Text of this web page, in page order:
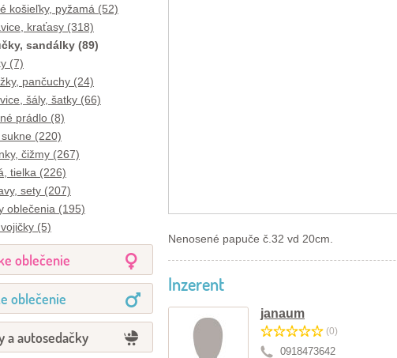
košieľky, pyžamá (52)
kraťasy (318)
sandálky (89)
(7)
pančuchy (24)
šály, šatky (66)
prádlo (8)
sukne (220)
čižmy (267)
tielka (226)
sety (207)
oblečenia (195)
(5)
oblečenie
oblečenie
a autosedačky
Nenosené papuče č.32 vd 20cm.
Inzerent
janaum
(0)
0918473642